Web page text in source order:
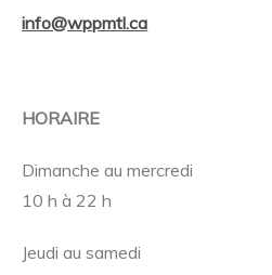
info@wppmtl.ca
HORAIRE
Dimanche au mercredi
10 h à 22 h
Jeudi au samedi